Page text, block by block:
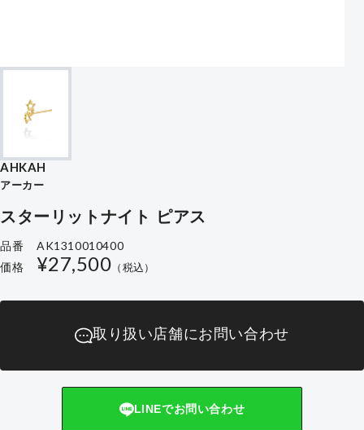
AHKAH
アーカー
スターリットナイト ピアス
品番 AK1310010400
価格
通
価
¥27,500 （税込）
取り扱い店舗にお問い合わせ
LINEでお問い合わせ